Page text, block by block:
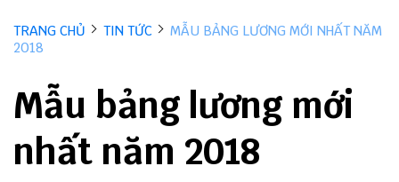
TRANG CHỦ TIN TỨC
MẪU BẢNG LƯƠNG MỚI NHẤT NĂM
2018
Mẫu bảng lương mới
nhất năm 2018